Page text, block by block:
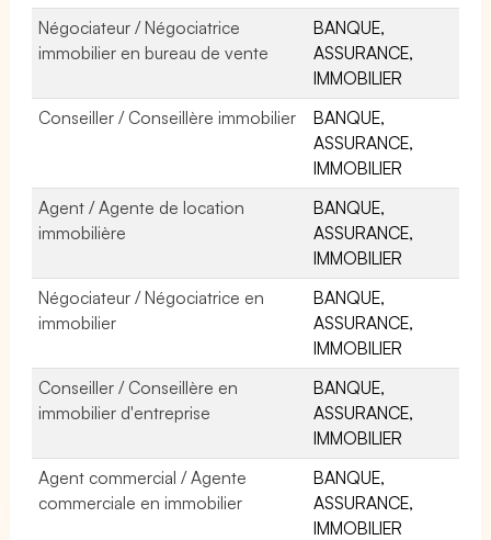
Négociateur / Négociatrice
immobilier en bureau de vente
BANQUE,
ASSURANCE,
IMMOBILIER
Conseiller / Conseillère immobilier
BANQUE,
ASSURANCE,
IMMOBILIER
Agent / Agente de location
immobilière
BANQUE,
ASSURANCE,
IMMOBILIER
Négociateur / Négociatrice en
immobilier
BANQUE,
ASSURANCE,
IMMOBILIER
Conseiller / Conseillère en
immobilier d'entreprise
BANQUE,
ASSURANCE,
IMMOBILIER
Agent commercial / Agente
commerciale en immobilier
BANQUE,
ASSURANCE,
IMMOBILIER